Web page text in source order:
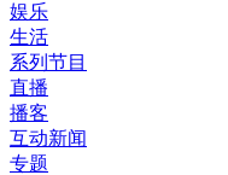
娱乐
生活
系列节目
直播
播客
互动新闻
专题